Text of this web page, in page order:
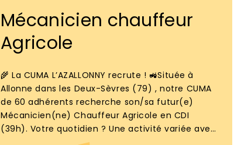
Mécanicien chauffeur
Agricole
🌾 La CUMA L’AZALLONNY recrute ! 🚜Située à
Allonne dans les Deux-Sèvres (79) , notre CUMA
de 60 adhérents recherche son/sa futur(e)
Mécanicien(ne) Chauffeur Agricole en CDI
(39h). Votre quotidien ? Une activité variée avec
80% du temps dédié à l'atelier (entretien,